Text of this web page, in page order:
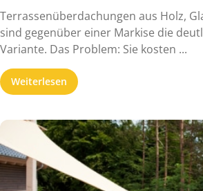
Terrassenüberdachungen aus Holz,
sind gegenüber einer Markise die
Variante. Das Problem: Sie kosten ...
Weiterlesen